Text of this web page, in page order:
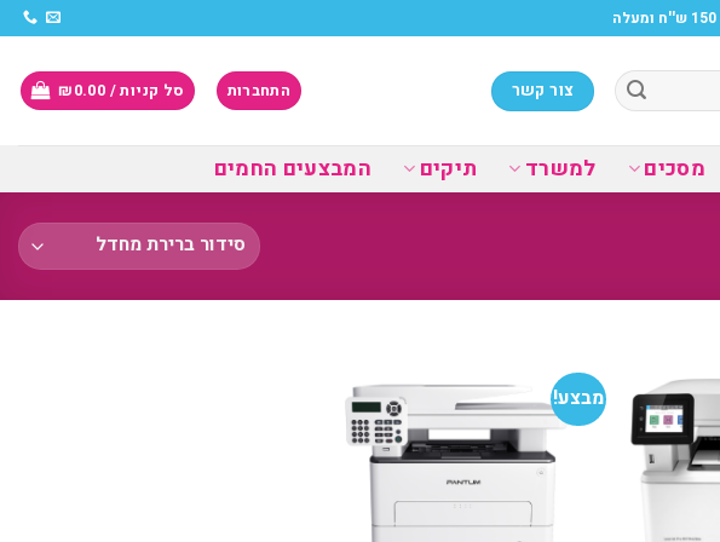
צור קשר התחברות סל קניות / ₪0.00
מסכים למשרד תיקים המבצעים החמים
הוסף
למועדפים
מבצע!
הוסף